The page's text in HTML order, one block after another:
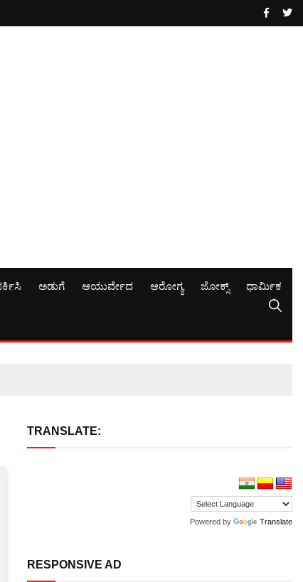
ಅಡುಗೆ ಆಯುರ್ವೇದ ಆರೋಗ್ಯ ಜೋಕ್ಸ್ ಧಾರ್ಮಿಕ
TRANSLATE:
Powered by Translate
RESPONSIVE AD